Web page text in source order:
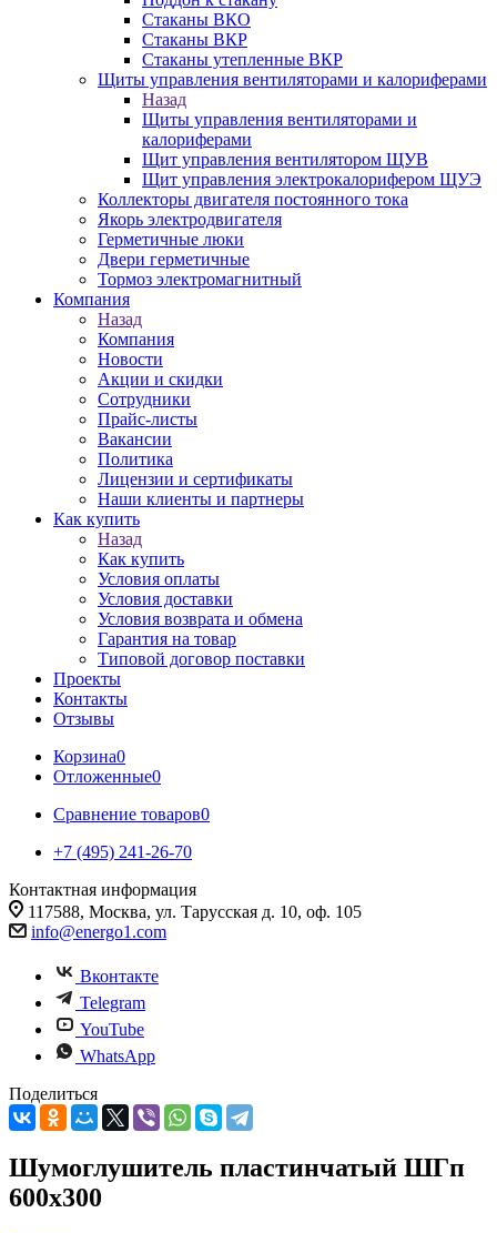
Стаканы ВКО
Стаканы ВКР
Стаканы утепленные ВКР
Щиты управления вентиляторами и калориферами
Назад
Щиты управления вентиляторами и
калориферами
Щит управления вентилятором ЩУВ
Щит управления электрокалорифером ЩУЭ
Коллекторы двигателя постоянного тока
Якорь электродвигателя
Герметичные люки
Двери герметичные
Тормоз электромагнитный
Компания
Назад
Компания
Новости
Акции и скидки
Сотрудники
Прайс-листы
Вакансии
Политика
Лицензии и сертификаты
Наши клиенты и партнеры
Как купить
Назад
Как купить
Условия оплаты
Условия доставки
Условия возврата и обмена
Гарантия на товар
Типовой договор поставки
Проекты
Контакты
Отзывы
Корзина0
Отложенные0
Сравнение товаров0
+7 (495) 241-26-70
Контактная информация
117588, Москва, ул. Тарусская д. 10, оф. 105
info@energo1.com
Вконтакте
Telegram
YouTube
WhatsApp
Поделиться
Шумоглушитель пластинчатый ШГп
600х300